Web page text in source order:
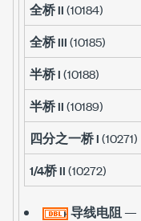
全桥 II(10184)
全桥 III(10185)
半桥 I(10188)
半桥 II(10189)
四分之一桥 I(10271)
1/4桥 II(10272)
导线电阻 —